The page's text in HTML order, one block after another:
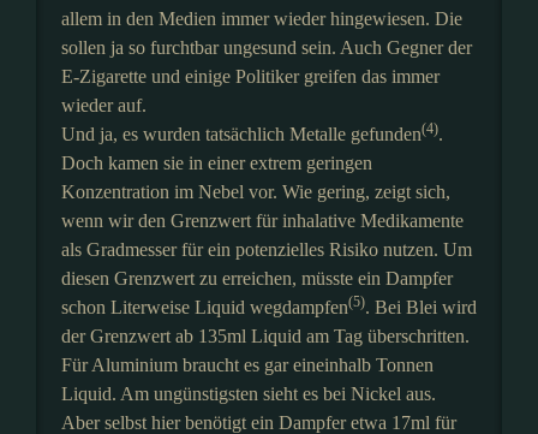
allem in den Medien immer wieder hingewiesen. Die
sollen ja so furchtbar ungesund sein. Auch Gegner der
E-Zigarette und einige Politiker greifen das immer
wieder auf.
Und ja, es wurden tatsächlich Metalle gefunden(4).
Doch kamen sie in einer extrem geringen
Konzentration im Nebel vor. Wie gering, zeigt sich,
wenn wir den Grenzwert für inhalative Medikamente
als Gradmesser für ein potenzielles Risiko nutzen. Um
diesen Grenzwert zu erreichen, müsste ein Dampfer
schon Literweise Liquid wegdampfen(5). Bei Blei wird
der Grenzwert ab 135ml Liquid am Tag überschritten.
Für Aluminium braucht es gar eineinhalb Tonnen
Liquid. Am ungünstigsten sieht es bei Nickel aus.
Aber selbst hier benötigt ein Dampfer etwa 17ml für